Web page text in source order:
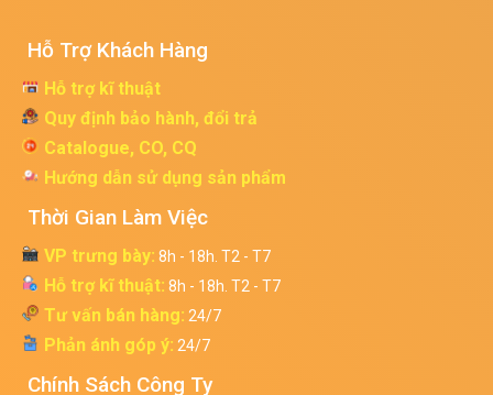
Hỗ Trợ Khách Hàng
Hỗ trợ kĩ thuật
Quy định bảo hành, đổi trả
Catalogue, CO, CQ
Hướng dẫn sử dụng sản phẩm
Thời Gian Làm Việc
VP trưng bày: 8h - 18h. T2 - T7
Hỗ trợ kĩ thuật: 8h - 18h. T2 - T7
Tư vấn bán hàng: 24/7
Phản ánh góp ý: 24/7
Chính Sách Công Ty